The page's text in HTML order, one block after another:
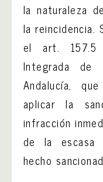
la naturaleza
la reincidencia.
el art.
Integrada de
Andalucía,
aplicar la
infracción
de la escasa
hecho